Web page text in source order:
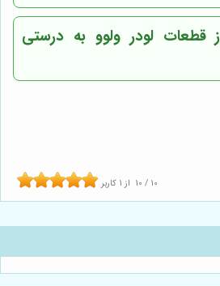
قطعات لودر ولوو به درستی
10 / 10 از 1 کاربر